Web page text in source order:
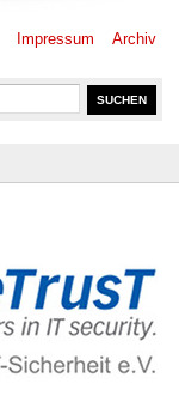
Impressum Archiv